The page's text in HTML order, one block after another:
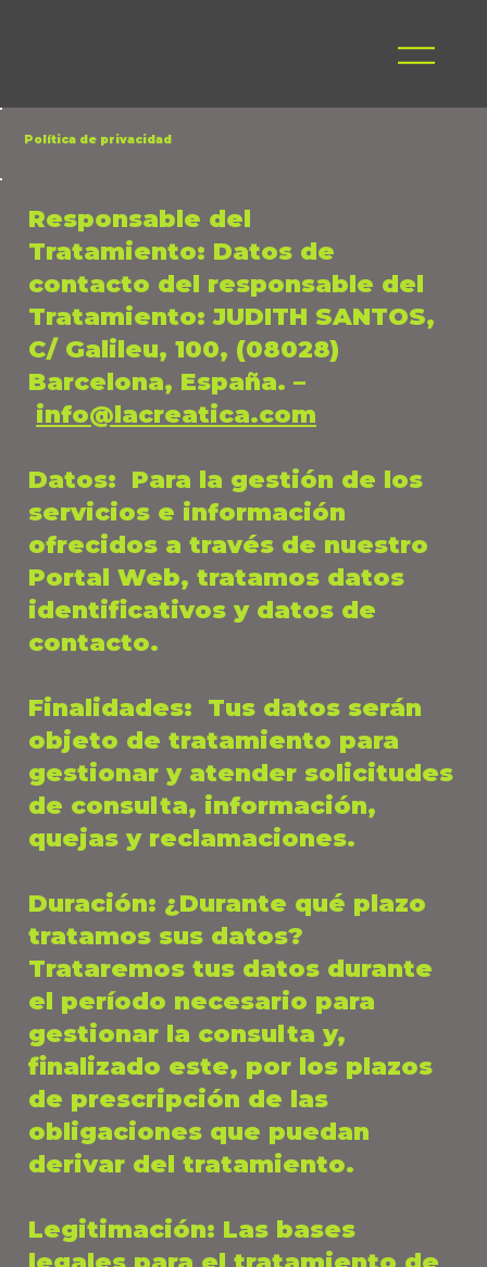
Política de privacidad
Responsable del
Tratamiento: Datos de
contacto del responsable del
Tratamiento: JUDITH SANTOS,
C/ Galileu, 100, (08028)
Barcelona, España. –
info@lacreatica.com
Datos: Para la gestión de los
servicios e información
ofrecidos a través de nuestro
Portal Web, tratamos datos
identificativos y datos de
contacto.
Finalidades: Tus datos serán
objeto de tratamiento para
gestionar y atender solicitudes
de consulta, información,
quejas y reclamaciones.
Duración: ¿Durante qué plazo
tratamos sus datos?
Trataremos tus datos durante
el período necesario para
gestionar la consulta y,
finalizado este, por los plazos
de prescripción de las
obligaciones que puedan
derivar del tratamiento.
Legitimación: Las bases